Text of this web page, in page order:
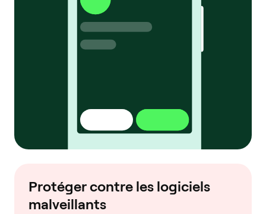
Protéger contre les logiciels
malveillants